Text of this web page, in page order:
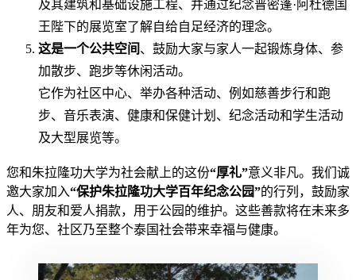
及其建筑和基础设施工程、并通过纪念普密蓬·阿杜德国
王陛下的展览室了解自给自足经济的理念。
这是一个公共空间 、鼓励大家与家人一起锻炼身体、参
加散步、跑步等休闲活动。
它作为社区中心、举办各种活动、例如慈善步行和跑
步、音乐表演、健康和保健计划、纪念活动和学生活动
及大型展览等。
您和朱拉隆功大学为社会献上的这份“厚礼”意义非凡。我们诚
邀大家加入“保护朱拉隆功大学百年纪念公园”的行列，鼓励家
人、朋友和爱人捐款，用于公园的维护。这些善款将在未来多
年为您、社区乃至整个泰国社会带来幸福与健康。